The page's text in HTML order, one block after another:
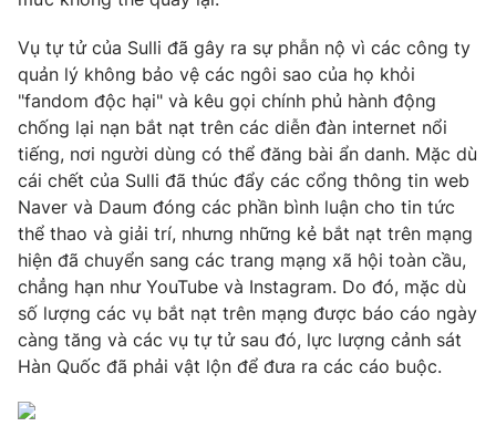
Vụ tự tử của Sulli đã gây ra sự phẫn nộ vì các công ty
quản lý không bảo vệ các ngôi sao của họ khỏi
"fandom độc hại" và kêu gọi chính phủ hành động
chống lại nạn bắt nạt trên các diễn đàn internet nổi
tiếng, nơi người dùng có thể đăng bài ẩn danh. Mặc dù
cái chết của Sulli đã thúc đẩy các cổng thông tin web
Naver và Daum đóng các phần bình luận cho tin tức
thể thao và giải trí, nhưng những kẻ bắt nạt trên mạng
hiện đã chuyển sang các trang mạng xã hội toàn cầu,
chẳng hạn như YouTube và Instagram. Do đó, mặc dù
số lượng các vụ bắt nạt trên mạng được báo cáo ngày
càng tăng và các vụ tự tử sau đó, lực lượng cảnh sát
Hàn Quốc đã phải vật lộn để đưa ra các cáo buộc.